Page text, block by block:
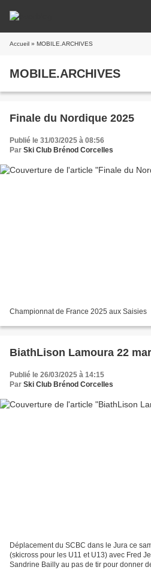
Accueil » MOBILE.ARCHIVES
MOBILE.ARCHIVES
Finale du Nordique 2025
Publié le 31/03/2025 à 08:56
Par Ski Club Brénod Corcelles
Championnat de France 2025 aux Saisies
BiathLison Lamoura 22
Publié le 26/03/2025 à 14:15
Par Ski Club Brénod Corcelles
Déplacement du SCBC dans le Jura ce
(skicross pour les U11 et U13) avec Fred
Sandrine Bailly au pas de tir pour donner